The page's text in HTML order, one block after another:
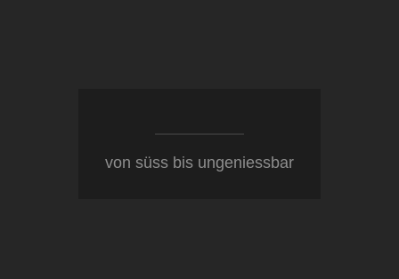
von süss bis ungeniessbar